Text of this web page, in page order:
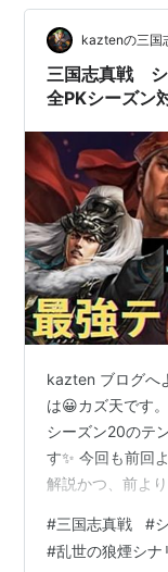
ぜひkaztenの
て欲しいです！
kaztenの三国
三国志真戦 シ
全PKシーズン
kazten ブログへ
は😀カズ天です
シーズン20のテ
す✨ 今回も前回
解説かつ、前よ
つここで告知を
る方も多いと思
#三国志真戦 #
#乱世の狼煙シナ